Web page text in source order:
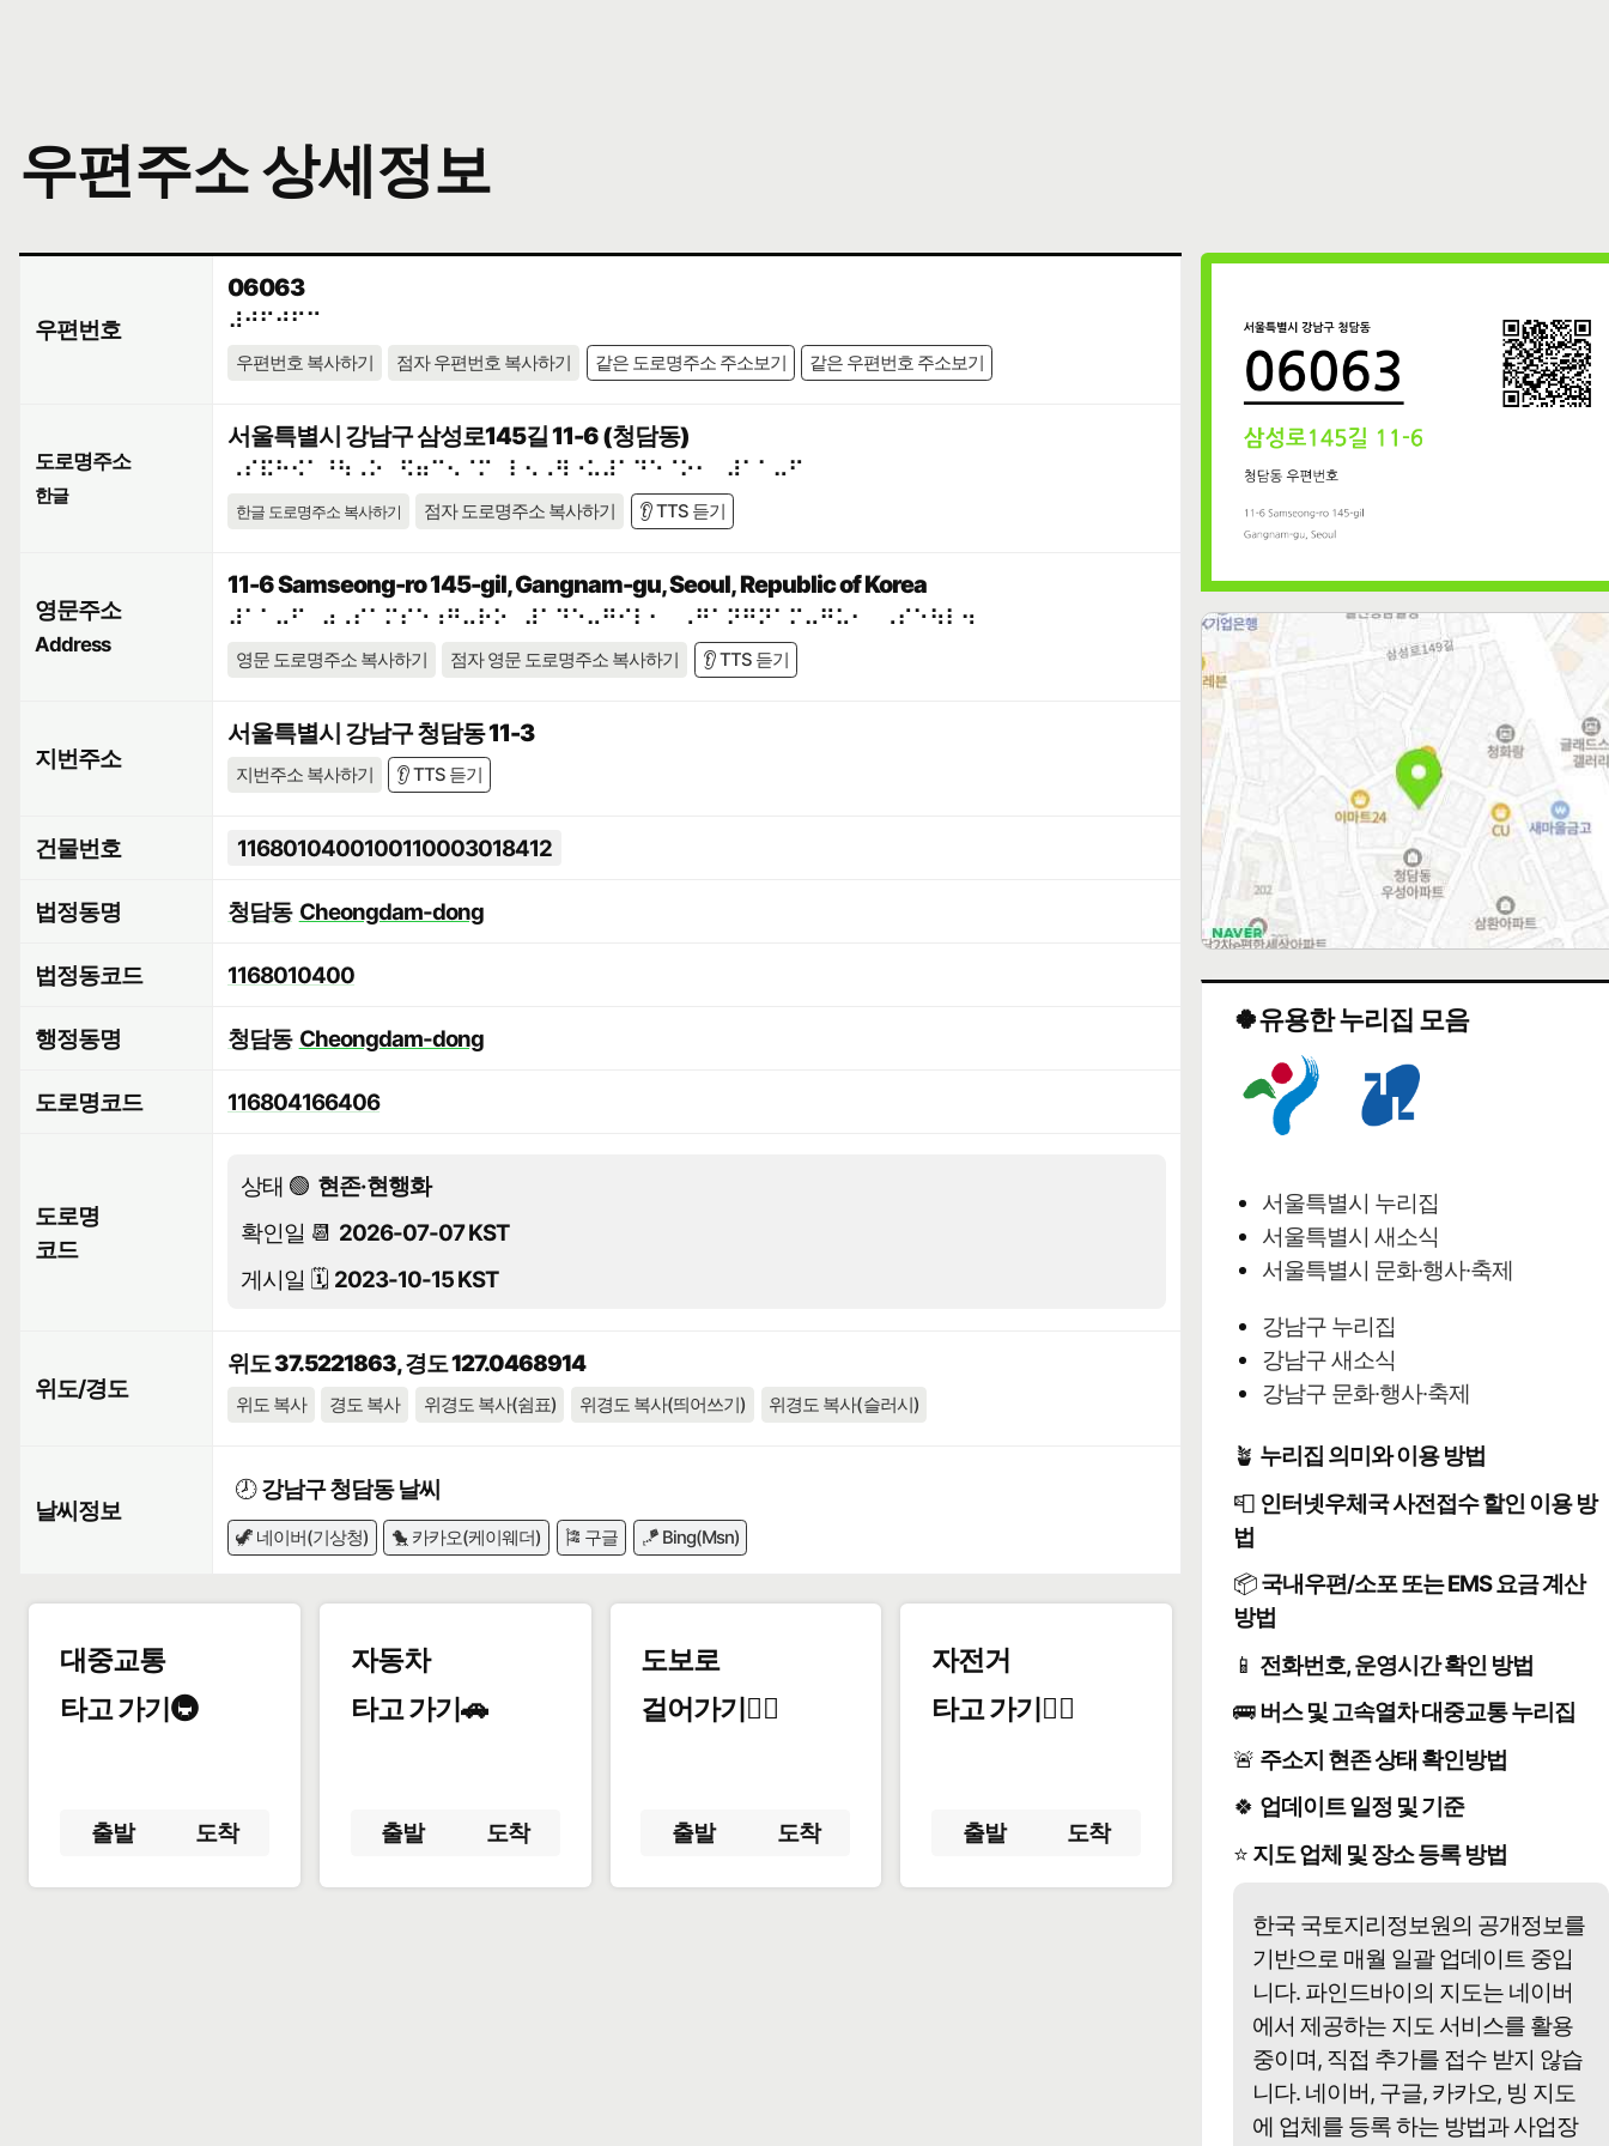
우편주소 상세정보
우편번호
06063
⠼⠚⠋⠚⠋⠉
우편번호 복사하기 점자 우편번호 복사하기 같은 도로명주소 주소보기 같은 우편번호 주소보기
도로명주소
한글
서울특별시 강남구 삼성로145길 11-6 (청담동)
⠠⠎⠯⠓⠪⠁⠘⠳⠠⠕⠀⠫⠶⠉⠢⠈⠍⠀⠇⠢⠠⠻⠐⠥⠼⠁⠙⠑⠈⠕⠂⠀⠼⠁⠁⠤⠋
한글 도로명주소 복사하기 점자 도로명주소 복사하기 👂 TTS 듣기
영문주소
Address
11-6 Samseong-ro 145-gil, Gangnam-gu, Seoul, Republic of Korea
⠼⠁⠁⠤⠋⠀⠴⠠⠎⠁⠍⠎⠑⠰⠛⠤⠗⠕⠀⠼⠁⠙⠑⠤⠛⠊⠇⠂⠀⠠⠛⠁⠝⠛⠝⠁⠍⠤⠛⠥⠂⠀⠠⠎⠑⠳⠇⠲
영문 도로명주소 복사하기 점자 영문 도로명주소 복사하기 👂 TTS 듣기
지번주소
서울특별시 강남구 청담동 11-3
지번주소 복사하기 👂 TTS 듣기
건물번호 1168010400100110003018412
법정동명 청담동 Cheongdam-dong
법정동코드 1168010400
행정동명 청담동 Cheongdam-dong
도로명코드 116804166406
도로명
코드
상태 🟢 현존·현행화
확인일 📆 2026-07-07 KST
게시일 🗓️ 2023-10-15 KST
위도/경도
위도 37.5221863, 경도 127.0468914
위도 복사 경도 복사 위경도 복사(쉼표) 위경도 복사(띄어쓰기) 위경도 복사(슬러시)
날씨정보
🕗강남구 청담동 날씨
🦖 네이버(기상청) 🐤 카카오(케이웨더) 🎏 구글 🪁 Bing(Msn)
대중교통
타고 가기🚇
출발 도착
자동차
타고 가기🚗
출발 도착
도보로
걸어가기🚶‍♂️
출발 도착
자전거
타고 가기🚴‍♀️
출발 도착
🍀유용한 누리집 모음
서울특별시 누리집
서울특별시 새소식
서울특별시 문화·행사·축제
강남구 누리집
강남구 새소식
강남구 문화·행사·축제
🪴 누리집 의미와 이용 방법
📮 인터넷우체국 사전접수 할인 이용 방
법
📦국내우편/소포 또는 EMS 요금 계산
방법
📱 전화번호, 운영시간 확인 방법
🚌버스 및 고속열차 대중교통 누리집
🚨 주소지 현존 상태 확인방법
🍀 업데이트 일정 및 기준
⭐ 지도 업체 및 장소 등록 방법
한국 국토지리정보원의 공개정보를
기반으로 매월 일괄 업데이트 중입
니다. 파인드바이의 지도는 네이버
에서 제공하는 지도 서비스를 활용
중이며, 직접 추가를 접수 받지 않습
니다. 네이버, 구글, 카카오, 빙 지도
에 업체를 등록 하는 방법과 사업장